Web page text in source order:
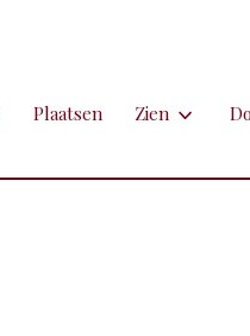
Plaatsen Zien